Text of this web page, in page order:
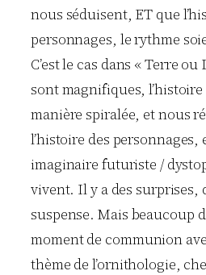
nous séduisent, ET que
personnages, le rythme
C’est le cas dans « Terre
sont magnifiques, l’histoire
manière spiralée, et nous
l’histoire des personnages,
imaginaire futuriste /
vivent. Il y a des surprises,
suspense. Mais beaucoup
moment de communion
thème de l’ornithologie,